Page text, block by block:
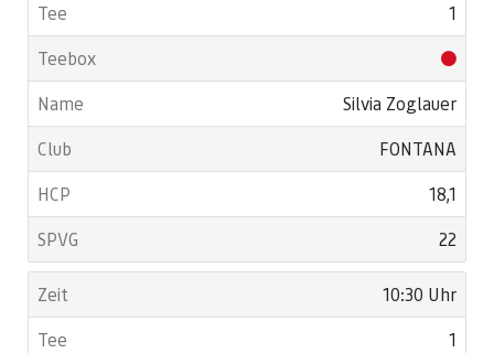
1
Silvia Zoglauer
FONTANA
18,1
22
10:30 Uhr
1